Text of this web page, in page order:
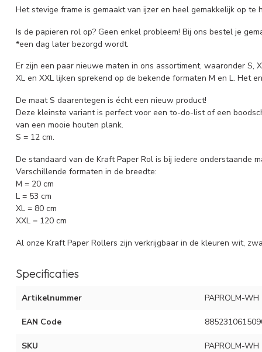
Het stevige frame is gemaakt van ijzer en heel gemakkelijk op te
Is de papieren rol op? Geen enkel probleem! Bij ons bestel je
*een dag later bezorgd wordt.
Er zijn een paar nieuwe maten in ons assortiment, waaronder S,
XL en XXL lijken sprekend op de bekende formaten M en L. Het
De maat S daarentegen is écht een nieuw product!
Deze kleinste variant is perfect voor een to-do-list of een
van een mooie houten plank.
S = 12 cm.
De standaard van de Kraft Paper Rol is bij iedere onderstaande
Verschillende formaten in de breedte:
M = 20 cm
L = 53 cm
XL = 80 cm
XXL = 120 cm
Al onze Kraft Paper Rollers zijn verkrijgbaar in de kleuren wit,
Specificaties
Artikelnummer PAPROLM-WH
EAN Code
SKU PAPROLM-WH